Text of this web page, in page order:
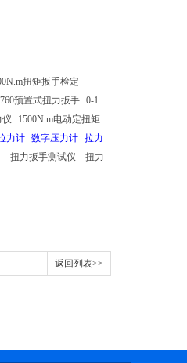
扭矩扳手检定
预置式扭力扳手 0-1
仪
1500N.m电动定扭矩
力计 数字压力计 拉力
扭力扳手测试仪
扭力
返回列表>>